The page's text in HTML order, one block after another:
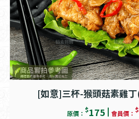
[如意]三杯-猴頭菇素雞
原價： $175 會員價： $